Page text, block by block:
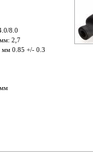
8.0
2,7
мм 0.85 +/- 0.3